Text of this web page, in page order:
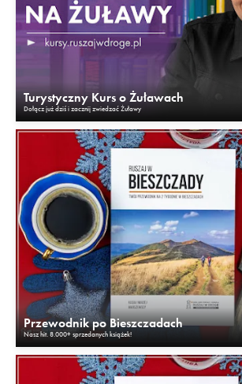
Turystyczny Kurs o Żuławach
Dołącz już dziś i zacznij zwiedzać Żuławy
Przewodnik po Bieszczadach
Nasz hit. 8.000+ sprzedanych książek!